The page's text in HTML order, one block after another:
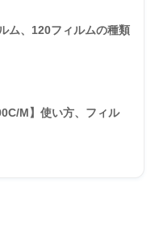
ム、120フィルムの種類
M】使い方、フィル